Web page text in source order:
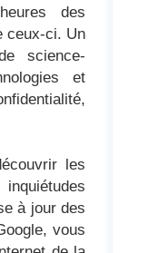
des
ceux-ci. Un
science-
et
les
à jour des
vous